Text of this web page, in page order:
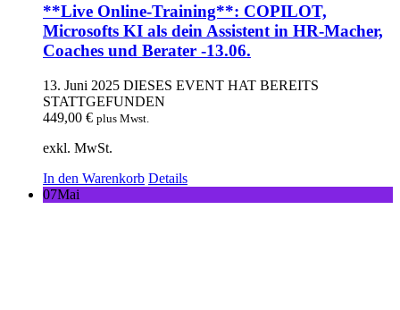
**Live Online-Training**: COPILOT,
Microsofts KI als dein Assistent in HR-Macher,
Coaches und Berater -13.06.
13. Juni 2025 DIESES EVENT HAT BEREITS
STATTGEFUNDEN
449,00 € plus Mwst.
exkl. MwSt.
In den Warenkorb Details
07Mai